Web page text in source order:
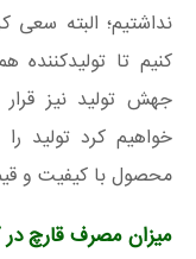
نداشتیم؛ البته
کنیم تا
جهش تولید نیز
خواهیم کرد تولید
محصول با کیفیت و
میزان مصرف قارچ